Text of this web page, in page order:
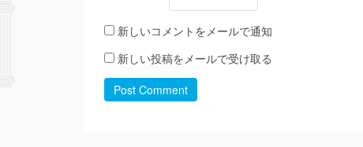
新しいコメントをメールで通知
新しい投稿をメールで受け取る
Post Comment